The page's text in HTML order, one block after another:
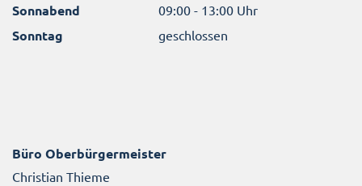
Sonnabend 09:00 - 13:00 Uhr
Sonntag geschlossen
Büro Oberbürgermeister
Christian Thieme